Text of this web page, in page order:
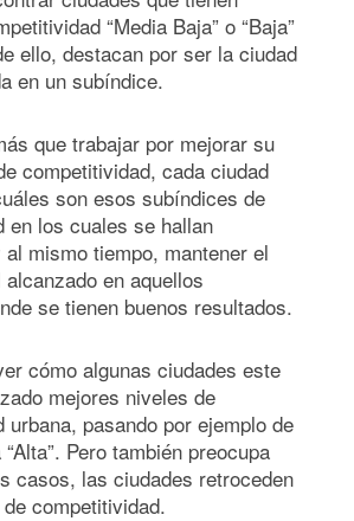
“Media Baja” o “Baja”
ello, destacan por ser la ciudad
en un subíndice.
que trabajar por mejorar su
competitividad, cada ciudad
son esos subíndices de
en los cuales se hallan
mismo tiempo, mantener el
en aquellos
se tienen buenos resultados.
cómo algunas ciudades este
mejores niveles de
urbana, pasando por ejemplo de
“Alta”. Pero también preocupa
casos, las ciudades retroceden
competitividad.